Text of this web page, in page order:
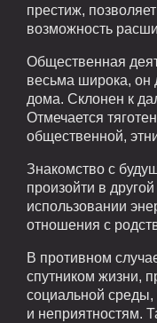
престиж,
возможность
Общественная
весьма широка, он
дома. Склонен к
Отмечается
общественной,
Знакомство с
произойти в
использовании
отношения с
В противном
спутником жизни,
социальной
и неприятностям.